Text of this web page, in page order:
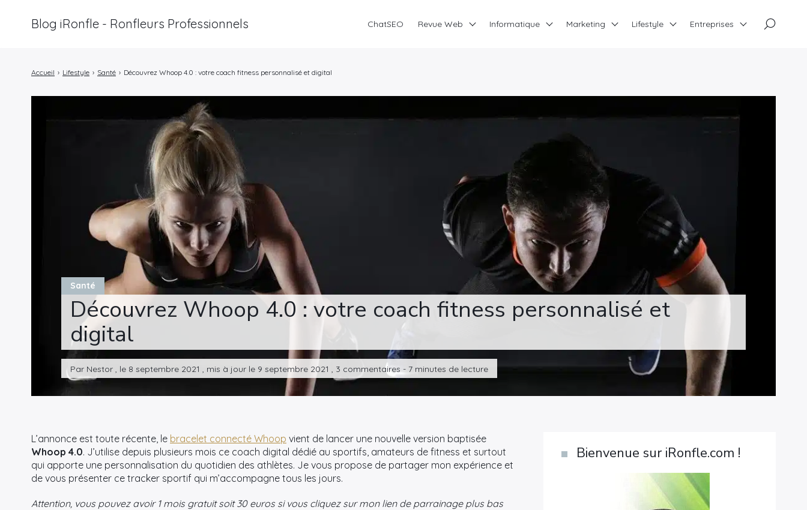
Santé
Découvrez Whoop 4.0 : votre coach fitness personnalisé et
digital
Par Nestor , le 8 septembre 2021 , mis à jour le 9 septembre 2021 , 3 commentaires - 7 minutes de lecture
Accueil › Lifestyle › Santé › Découvrez Whoop 4.0 : votre coach fitness personnalisé et digital
L’annonce est toute récente, le bracelet connecté Whoop vient de lancer une nouvelle version baptisée
Whoop 4.0. J’utilise depuis plusieurs mois ce coach digital dédié au sportifs, amateurs de fitness et surtout
qui apporte une personnalisation du quotidien des athlètes. Je vous propose de partager mon expérience et
de vous présenter ce tracker sportif qui m’accompagne tous les jours.
Attention, vous pouvez avoir 1 mois gratuit soit 30 euros si vous cliquez sur mon lien de parrainage plus bas
Bienvenue sur iRonfle.com !
Blog iRonfle - Ronfleurs Professionnels ChatSEO Revue Web Informatique Marketing Lifestyle Entreprises